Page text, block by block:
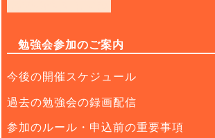
勉強会参加のご案内
今後の開催スケジュール
過去の勉強会の録画配信
参加のルール・申込前の重要事項